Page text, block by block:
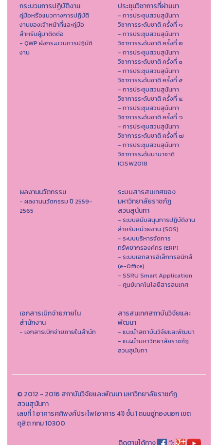
กระบวนการปฏิบัติงาน
คู่มือหรือแนวทางการปฏิบัติ
งานของเจ้าหน้าที่และคู่มือ
สำหรับผู้มาติดต่อ
- QWP ผังกระบวนการปฏิบัติ
งาน
ประชุมวิชาการที่ผ่านมา
- การประชุมสวนสุนันทา
วิชาการระดับชาติ ครั้งที่ ๑
- การประชุมสวนสุนันทา
วิชาการระดับชาติ ครั้งที่ ๒
- การประชุมสวนสุนันทา
วิชาการระดับชาติ ครั้งที่ ๓
- การประชุมสวนสุนันทา
วิชาการระดับชาติ ครั้งที่ ๔
- การประชุมสวนสุนันทา
วิชาการระดับชาติ ครั้งที่ ๕
- การประชุมสวนสุนันทา
วิชาการระดับชาติ ครั้งที่ ๖
- การประชุมสวนสุนันทา
วิชาการระดับชาติ ครั้งที่ ๗
- การประชุมสวนสุนันทา
วิชาการระดับนานาชาติ
ICISW2018
ผลงานนวัตกรรม
- ผลงานนวัตกรรม ปี 2559-
2565
ระบบสารสนเทศของ
มหาวิทยาลัยราชภัฏ
สวนสุนันทา
- ระบบสนับสนุนการปฏิบัติงาน
สำหรับหน่วยงาน (SOS)
- ระบบบริหารจัดการ
ทรัพยากรองค์กร (ERP)
- ระบบเอกสารอิเล็กทรอนิกส์
(e-Office)
- SSRU Smart Application
- ศูนย์เทคโนโลยีสารสนเทศ
เอกสารเบิกจ่ายภายใน
สำนักงาน
- เอกสารเบิกจ่ายภายในสำนัก
สารสนเทศสถาบันวิจัยและ
พัฒนา
- แนะนำสถาบันวิจัยและพัฒนา
- แนะนำมหาวิทยาลัยราชภัฏ
สวนสุนันทา
© 2012 - 2016 สถาบันวิจัยและพัฒนา มหาวิทยาลัยราชภัฏ
สวนสุนันทา
เลขที่ 1 อาคารศศิพงศ์ประไพ(อาคาร 41) ชั้น 1 ถนนอู่ทองนอก เขต
ดุสิต กทม 10300
ติดตามได้ทาง
");